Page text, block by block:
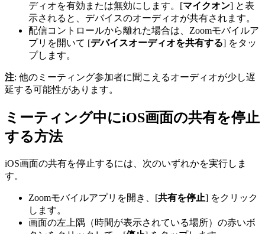
ディオを有効または無効にします。[マイクオン] と表
示されると、デバイスのオーディオが共有されます。
配信コントロールから離れた場合は、Zoomモバイルア
プリを開いて [デバイスオーディオを共有する] をタッ
プします。
注: 他のミーティング参加者に聞こえるオーディオが少し遅
延する可能性があります。
ミーティング中にiOS画面の共有を停止
する方法
iOS画面の共有を停止するには、次のいずれかを実行しま
す。
Zoomモバイルアプリを開き、[共有を停止] をクリック
します。
画面の左上隅（時間が表示されている場所）の赤いボ